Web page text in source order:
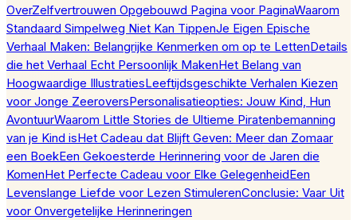
OverZelfvertrouwen Opgebouwd Pagina voor PaginaWaarom
Standaard Simpelweg Niet Kan TippenJe Eigen Epische
Verhaal Maken: Belangrijke Kenmerken om op te LettenDetails
die het Verhaal Echt Persoonlijk MakenHet Belang van
Hoogwaardige IllustratiesLeeftijdsgeschikte Verhalen Kiezen
voor Jonge ZeeroversPersonalisatieopties: Jouw Kind, Hun
AvontuurWaarom Little Stories de Ultieme Piratenbemanning
van je Kind isHet Cadeau dat Blijft Geven: Meer dan Zomaar
een BoekEen Gekoesterde Herinnering voor de Jaren die
KomenHet Perfecte Cadeau voor Elke GelegenheidEen
Levenslange Liefde voor Lezen StimulerenConclusie: Vaar Uit
voor Onvergetelijke Herinneringen